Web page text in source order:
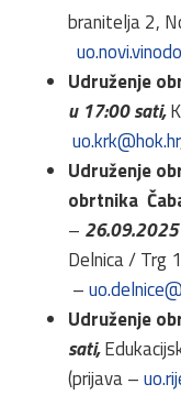
branitelja 2,
Udruženje
u 17:00 sati,
uo.krk@hok.hr
Udruženje
obrtnika
–
Delnica / Trg
–
Udruženje
sati,
(prijava –